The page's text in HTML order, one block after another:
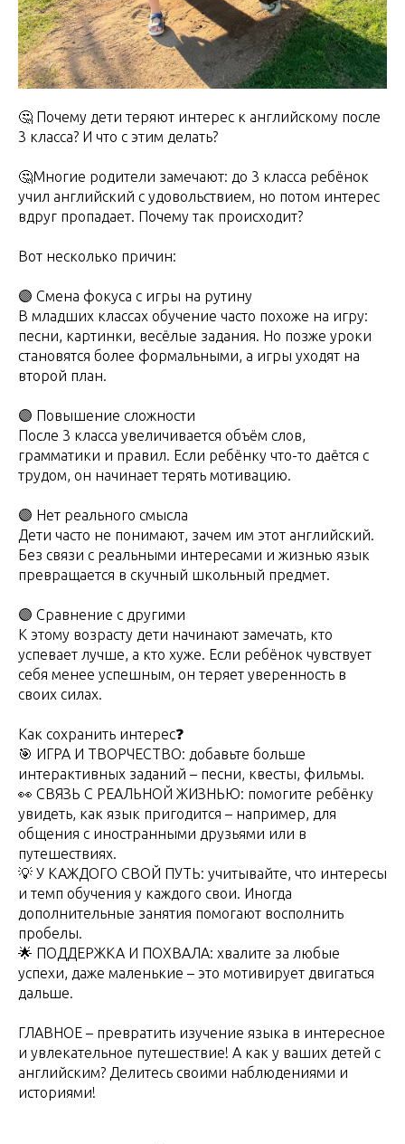
🤔 Почему дети теряют интерес к английскому после
3 класса? И что с этим делать?
🤔Многие родители замечают: до 3 класса ребёнок
учил английский с удовольствием, но потом интерес
вдруг пропадает. Почему так происходит?
Вот несколько причин:
🟣 Смена фокуса с игры на рутину
В младших классах обучение часто похоже на игру:
песни, картинки, весёлые задания. Но позже уроки
становятся более формальными, а игры уходят на
второй план.
🟣 Повышение сложности
После 3 класса увеличивается объём слов,
грамматики и правил. Если ребёнку что-то даётся с
трудом, он начинает терять мотивацию.
🟣 Нет реального смысла
Дети часто не понимают, зачем им этот английский.
Без связи с реальными интересами и жизнью язык
превращается в скучный школьный предмет.
🟣 Сравнение с другими
К этому возрасту дети начинают замечать, кто
успевает лучше, а кто хуже. Если ребёнок чувствует
себя менее успешным, он теряет уверенность в
своих силах.
Как сохранить интерес❓
🎯 ИГРА И ТВОРЧЕСТВО: добавьте больше
интерактивных заданий – песни, квесты, фильмы.
👀 СВЯЗЬ С РЕАЛЬНОЙ ЖИЗНЬЮ: помогите ребёнку
увидеть, как язык пригодится – например, для
общения с иностранными друзьями или в
путешествиях.
💡 У КАЖДОГО СВОЙ ПУТЬ: учитывайте, что интересы
и темп обучения у каждого свои. Иногда
дополнительные занятия помогают восполнить
пробелы.
🌟 ПОДДЕРЖКА И ПОХВАЛА: хвалите за любые
успехи, даже маленькие – это мотивирует двигаться
дальше.
ГЛАВНОЕ – превратить изучение языка в интересное
и увлекательное путешествие! А как у ваших детей с
английским? Делитесь своими наблюдениями и
историями!